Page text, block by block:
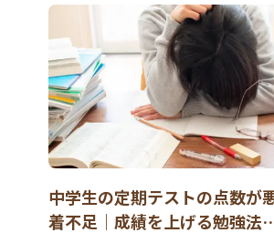
中学生の定期テストの点数が
着不足｜成績を上げる勉強法